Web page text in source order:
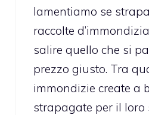
lamentiamo se
raccolte
salire quello che si
prezzo giusto. Tra
immondizie create a
strapagate per il loro